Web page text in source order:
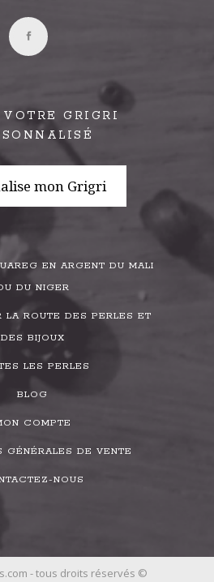
GRIGRI
mon Grigri
EN ARGENT DU MALI
DU NIGER
LA ROUTE DES PERLES ET
DES BIJOUX
LES PERLES
BLOG
COMPTE
GÉNÉRALES DE VENTE
NOUS
- tous droits réservés ©